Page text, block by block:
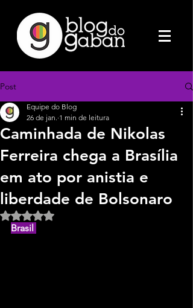
Post
Caminhada de Nikolas
Ferreira chega a Brasília
em ato por anistia e
liberdade de Bolsonaro
Equipe do Blog
26 de jan. 1 min de leitura
Avaliado com NaN de 5 estrelas.
Brasil